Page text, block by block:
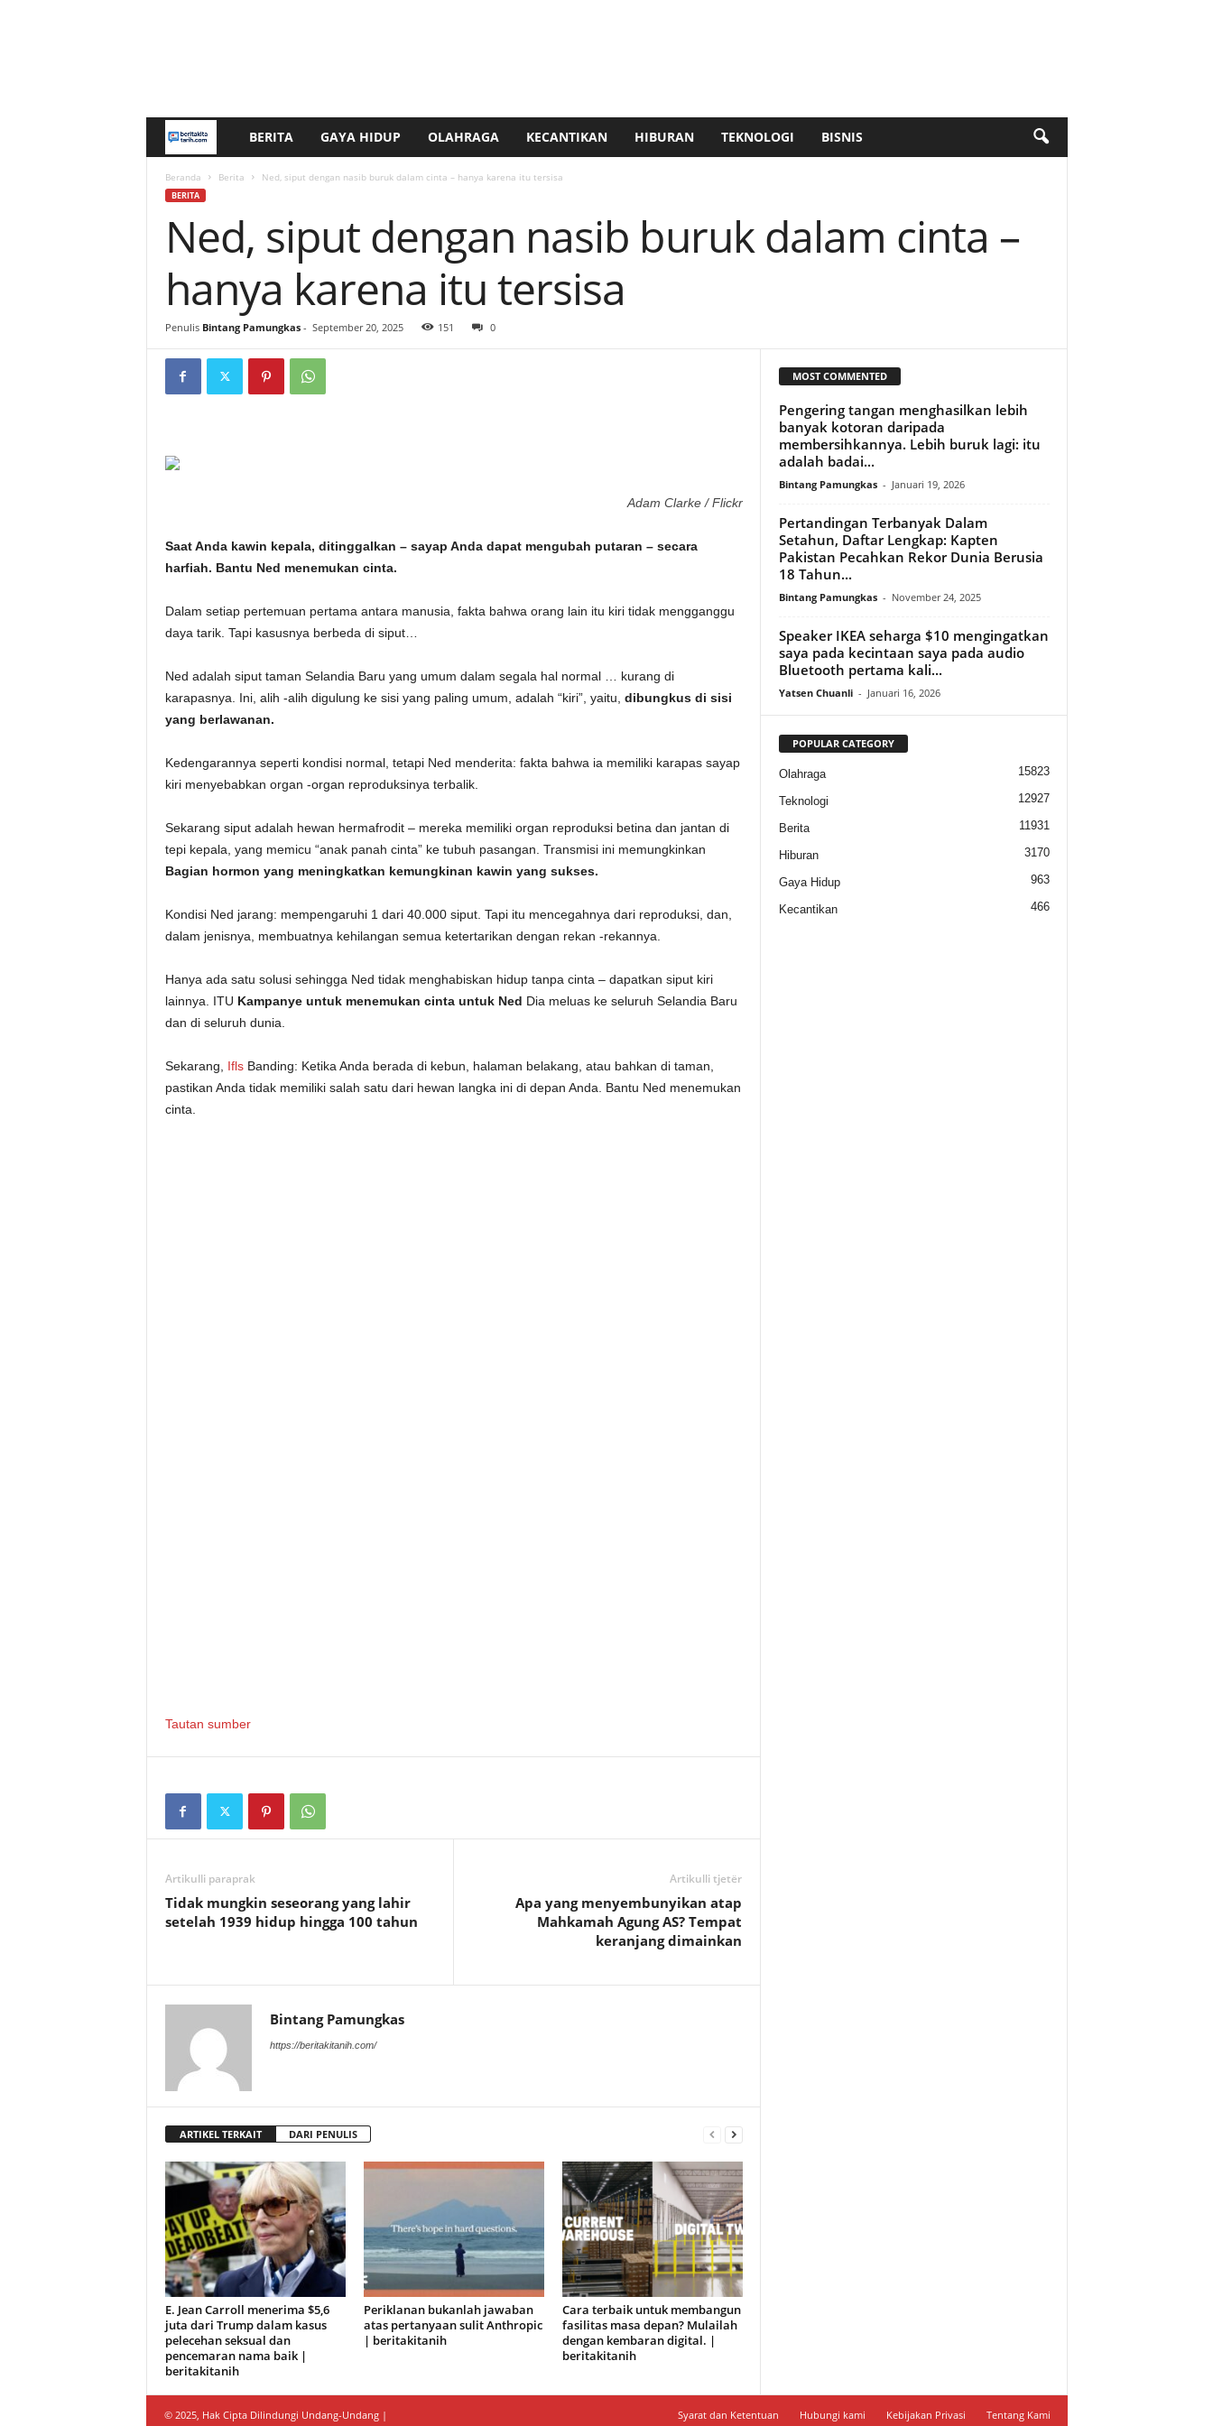
e
i
a
i
h
c
m
BERITA GAYA HIDUP OLAHRAGA KECANTIKAN HIBURAN TEKNOLOGI BISNIS
Beranda Berita Ned, siput dengan nasib buruk dalam cinta – hanya karena itu tersisa
BERITA
Ned, siput dengan nasib buruk dalam cinta –
hanya karena itu tersisa
Penulis Bintang Pamungkas- September 20, 2025 151 0
Adam Clarke / Flickr
Saat Anda kawin kepala, ditinggalkan – sayap Anda dapat mengubah putaran – secara
harfiah. Bantu Ned menemukan cinta.
Dalam setiap pertemuan pertama antara manusia, fakta bahwa orang lain itu kiri tidak mengganggu
daya tarik. Tapi kasusnya berbeda di siput…
Ned adalah siput taman Selandia Baru yang umum dalam segala hal normal … kurang di
karapasnya. Ini, alih -alih digulung ke sisi yang paling umum, adalah “kiri”, yaitu, dibungkus di sisi
yang berlawanan.
Kedengarannya seperti kondisi normal, tetapi Ned menderita: fakta bahwa ia memiliki karapas sayap
kiri menyebabkan organ -organ reproduksinya terbalik.
Sekarang siput adalah hewan hermafrodit – mereka memiliki organ reproduksi betina dan jantan di
tepi kepala, yang memicu “anak panah cinta” ke tubuh pasangan. Transmisi ini memungkinkan
Bagian hormon yang meningkatkan kemungkinan kawin yang sukses.
Kondisi Ned jarang: mempengaruhi 1 dari 40.000 siput. Tapi itu mencegahnya dari reproduksi, dan,
dalam jenisnya, membuatnya kehilangan semua ketertarikan dengan rekan -rekannya.
Hanya ada satu solusi sehingga Ned tidak menghabiskan hidup tanpa cinta – dapatkan siput kiri
lainnya. ITU Kampanye untuk menemukan cinta untuk Ned Dia meluas ke seluruh Selandia Baru
dan di seluruh dunia.
Sekarang, IflsBanding: Ketika Anda berada di kebun, halaman belakang, atau bahkan di taman,
pastikan Anda tidak memiliki salah satu dari hewan langka ini di depan Anda. Bantu Ned menemukan
cinta.
Tautan sumber
Artikulli paraprak
Tidak mungkin seseorang yang lahir
setelah 1939 hidup hingga 100 tahun
Artikulli tjetër
Apa yang menyembunyikan atap
Mahkamah Agung AS? Tempat
keranjang dimainkan
Bintang Pamungkas
https://beritakitanih.com/
ARTIKEL TERKAIT DARI PENULIS
E. Jean Carroll menerima $5,6
juta dari Trump dalam kasus
pelecehan seksual dan
pencemaran nama baik |
beritakitanih
Periklanan bukanlah jawaban
atas pertanyaan sulit Anthropic
| beritakitanih
Cara terbaik untuk membangun
fasilitas masa depan? Mulailah
dengan kembaran digital. |
beritakitanih
MOST COMMENTED
Pengering tangan menghasilkan lebih
banyak kotoran daripada
membersihkannya. Lebih buruk lagi: itu
adalah badai...
Bintang Pamungkas - Januari 19, 2026
Pertandingan Terbanyak Dalam
Setahun, Daftar Lengkap: Kapten
Pakistan Pecahkan Rekor Dunia Berusia
18 Tahun...
Bintang Pamungkas - November 24, 2025
Speaker IKEA seharga $10 mengingatkan
saya pada kecintaan saya pada audio
Bluetooth pertama kali...
Yatsen Chuanli - Januari 16, 2026
POPULAR CATEGORY
Olahraga 15823
Teknologi 12927
Berita 11931
Hiburan 3170
Gaya Hidup 963
Kecantikan 466
Syarat dan Ketentuan Hubungi kami Kebijakan Privasi Tentang Kami
© 2025, Hak Cipta Dilindungi Undang-Undang |